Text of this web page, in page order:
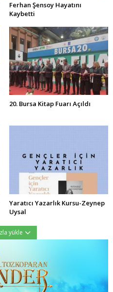
Ferhan Şensoy Hayatını
Kaybetti
20. Bursa Kitap Fuarı Açıldı
Yaratıcı Yazarlık Kursu-Zeynep
Uysal
yükle